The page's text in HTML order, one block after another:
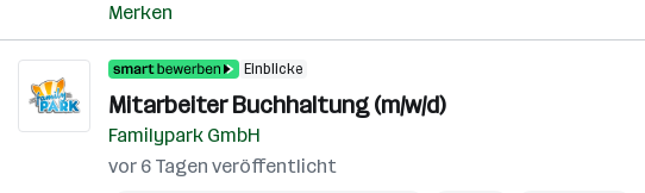
Merken
Einblicke
Mitarbeiter Buchhaltung (m/w/d)
Familypark GmbH
vor 6 Tagen veröffentlicht